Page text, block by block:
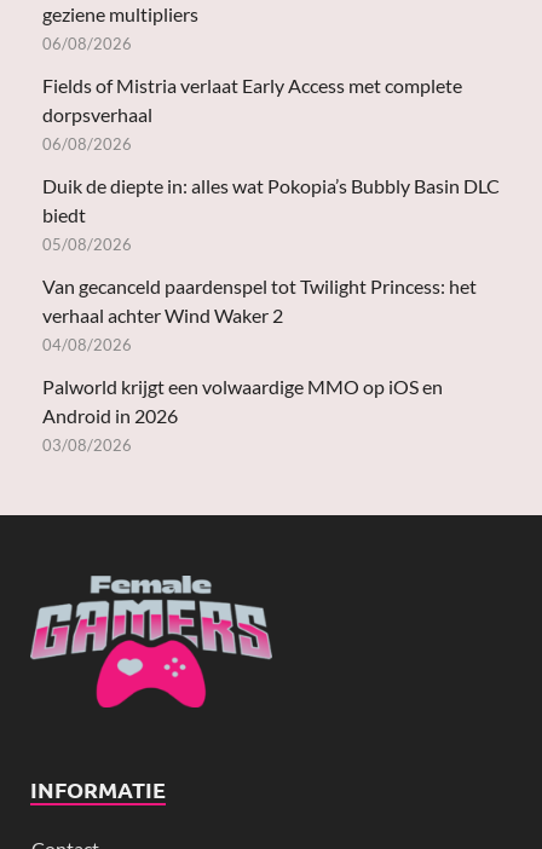
geziene multipliers
06/08/2026
Fields of Mistria verlaat Early Access met complete
dorpsverhaal
06/08/2026
Duik de diepte in: alles wat Pokopia’s Bubbly Basin DLC
biedt
05/08/2026
Van gecanceld paardenspel tot Twilight Princess: het
verhaal achter Wind Waker 2
04/08/2026
Palworld krijgt een volwaardige MMO op iOS en
Android in 2026
03/08/2026
INFORMATIE